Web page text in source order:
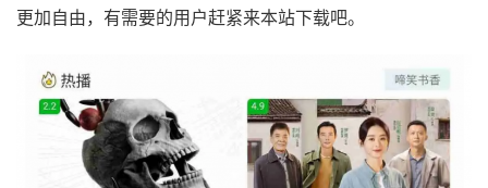
更加自由，有需要的用户赶紧来本站下载吧。